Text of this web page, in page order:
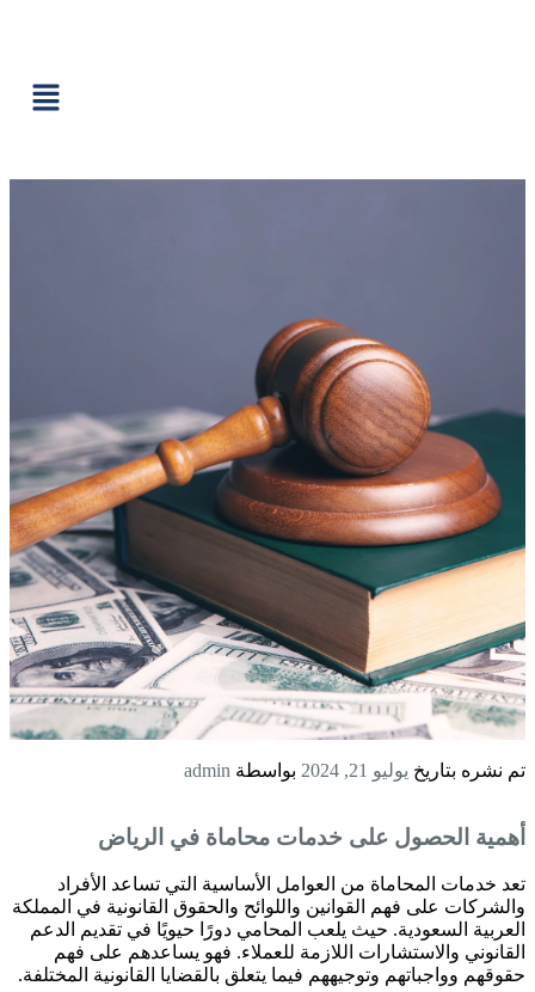
تم نشره بتاريخ يوليو 21, 2024 بواسطة admin
أهمية الحصول على خدمات محاماة في الرياض
تعد خدمات المحاماة من العوامل الأساسية التي تساعد الأفراد
والشركات على فهم القوانين واللوائح والحقوق القانونية في المملكة
العربية السعودية. حيث يلعب المحامي دورًا حيويًا في تقديم الدعم
القانوني والاستشارات اللازمة للعملاء. فهو يساعدهم على فهم
حقوقهم وواجباتهم وتوجيههم فيما يتعلق بالقضايا القانونية المختلفة.